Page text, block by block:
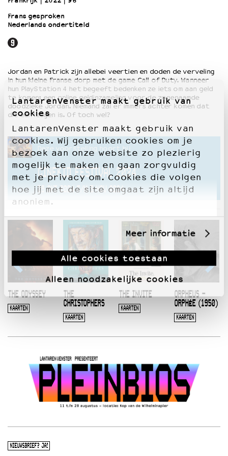
LantarenVenster maakt gebruik van
cookies
LantarenVenster maakt gebruik van
cookies. Wij gebruiken cookies om je
bezoek aan onze website zo plezierig
mogelijk te maken en gaan zorgvuldig
met je privacy om. Cookies die volgen
hoe jij met de site omgaat zijn altijd
anoniem.
Meer informatie
Alle cookies toestaan
Alleen noodzakelijke cookies
OVER LANTARENVENSTER
Wat we doen
Word vriend
Historie
Partners
Huisregels
Privacyverklaring
Integriteits- en gedragscode
Duurzaamheid
Culturele boycot Israël
Ruimte voor artistieke vrijheid – VNPF
Frans gesproken
Nederlands ondertiteld
Jordan en Patrick zijn allebei veertien en doden de verveling
in hun kleine Franse dorp met de game Call of Duty. Wanneer
hun PlayStation 4 het begeeft bedenken ze iets om aan geld
te komen: een online geldinzameling voor de zogenaamde
doodzieke Jordan. Niemand zal er immers achter komen dat
dit een leugen is. Of toch wel?
Deze voorstelling hoort bij
CINEKID FESTIVAL 2024
26 OKT 2024 T/M 3 NOV 2024
THE ODYSSEY
KAARTEN
THE
CHRISTOPHERS
KAARTEN
THE INVITE
KAARTEN
ORPHEUS –
ORPHÉE (1950)
KAARTEN
NIEUWSBRIEF? JA!